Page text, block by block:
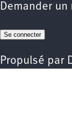
Demander
Propulsé par